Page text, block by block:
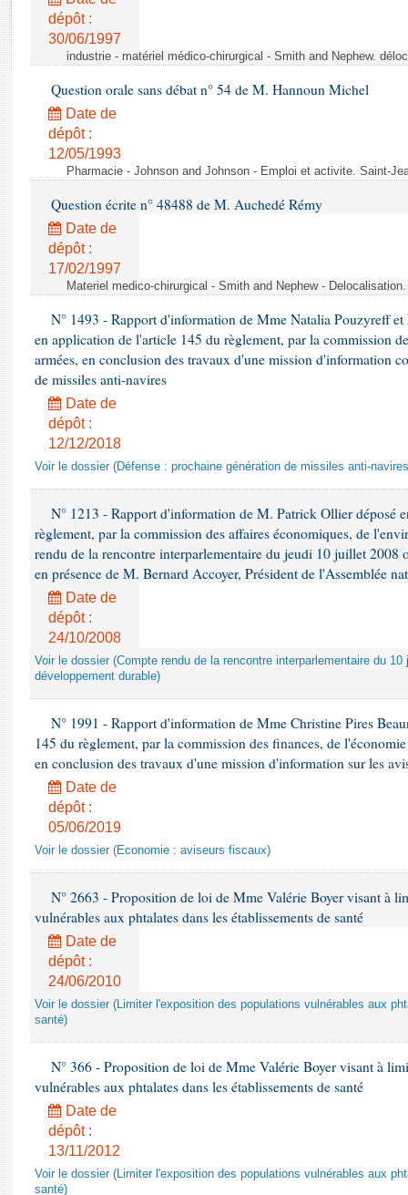
Rapports d'enquête
Rapports législatifs
Dossiers législatifs
Budget et sécurité sociale
Questions écrites et orales
dépôt :
30/06/1997
industrie - matériel médico-chirurgical - Smith and Nephew.
Question orale sans débat n° 54 de M. Hannoun Michel
Date de
dépôt :
12/05/1993
Pharmacie - Johnson and Johnson - Emploi et activite. Saint-
Question écrite n° 48488 de M. Auchedé Rémy
Date de
dépôt :
17/02/1997
Materiel medico-chirurgical - Smith and Nephew -
N° 1493 - Rapport d'information de Mme Natalia Pouzyreff
en application de l'article 145 du règlement, par la commission
armées, en conclusion des travaux d'une mission d'information
de missiles anti-navires
Date de
dépôt :
12/12/2018
Voir le dossier (Défense : prochaine génération de missiles anti-
N° 1213 - Rapport d'information de M. Patrick Ollier déposé
règlement, par la commission des affaires économiques, de
rendu de la rencontre interparlementaire du jeudi 10 juillet 2008
en présence de M. Bernard Accoyer, Président de l'Assemblée
Date de
dépôt :
24/10/2008
Voir le dossier (Compte rendu de la rencontre interparlementaire du
développement durable)
N° 1991 - Rapport d'information de Mme Christine Pires
145 du règlement, par la commission des finances, de
en conclusion des travaux d'une mission d'information sur les
Date de
dépôt :
05/06/2019
Voir le dossier (Economie : aviseurs fiscaux)
N° 2663 - Proposition de loi de Mme Valérie Boyer visant à
vulnérables aux phtalates dans les établissements de santé
Date de
dépôt :
24/06/2010
Voir le dossier (Limiter l'exposition des populations vulnérables aux
santé)
N° 366 - Proposition de loi de Mme Valérie Boyer visant à
vulnérables aux phtalates dans les établissements de santé
Date de
dépôt :
13/11/2012
Voir le dossier (Limiter l'exposition des populations vulnérables aux
santé)